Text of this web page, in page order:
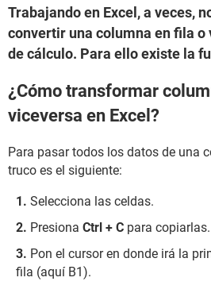
Trabajando en Excel, a veces,
convertir una columna en fila o
de cálculo. Para ello existe la
¿Cómo transformar
viceversa en Excel?
Para pasar todos los datos de una
truco es el siguiente:
Selecciona las celdas.
Presiona Ctrl + C para copiarlas.
Pon el cursor en donde irá la
fila (aquí B1).